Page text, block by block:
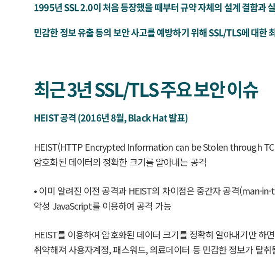
1995년 SSL 2.0이 처음 등장했을 때부터 규약 자체의 설계 결함과
민감한 정보 유출 등의 보안 사고를 예방하기 위해 SSL/TLS에 대한
최근 3년 SSL/TLS 주요 보안 이슈
HEIST 공격 (2016년 8월, Black Hat 발표)
HEIST(HTTP Encrypted Information can be Stolen through
암호화된 데이터의 정확한 크기를 알아내는 공격
• 이미 알려진 이전 공격과 HEIST의 차이점은 중간자 공격(man-
악성 JavaScript를 이용하여 공격 가능
HEIST를 이용하여 암호화된 데이터 크기를 정확히 알아내기만
취약해져 사용자계정, 패스워드, 의료데이터 등 민감한 정보가 탈